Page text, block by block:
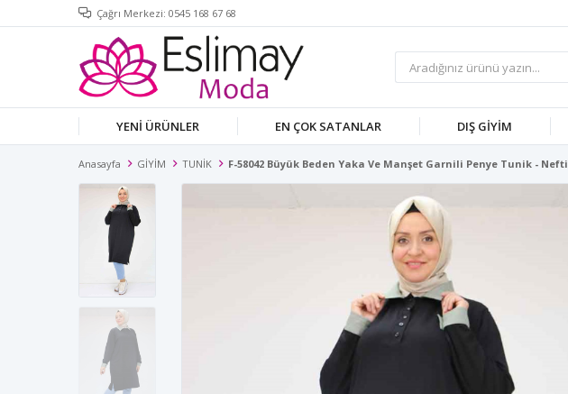
Çağrı Merkezi: 0545 168 67 68
YENİ ÜRÜNLER EN ÇOK SATANLAR DIŞ GİYİM
Anasayfa GİYİM TUNİK F-58042 Büyük Beden Yaka Ve Manşet Garnili Penye Tunik - Nefti